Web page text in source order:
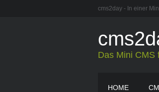
cms2day - In einer
Das Mini CMS
HOME